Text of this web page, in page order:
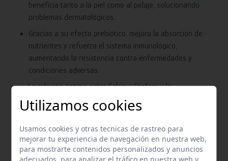
beneficia tanto a la piel como al pelaje, solucionando
problemas dermatológicos.
Gracias a su efecto prebiótico, mejora la absorción de
nutrientes y refuerza el sistema inmunológico,
aumentando la resistencia contra enfermedades y
condiciones adversas.
La relación óptima entre Calcio y Fósforo y la
incorporación de fosfatos disminuyen la acumulación de
sarro en los dientes, fomentando una salud bucal
Utilizamos cookies
Usamos cookies y otras tecnicas de rastreo para
mejorar tu experiencia de navegación en nuestra web,
para mostrarte contenidos personalizados y anuncios
adecuados, para analizar el tráfico en nuestra web y